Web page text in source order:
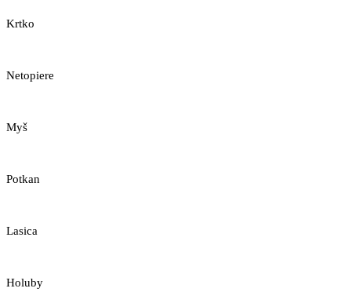
Krtko
Netopiere
Myš
Potkan
Lasica
Holuby